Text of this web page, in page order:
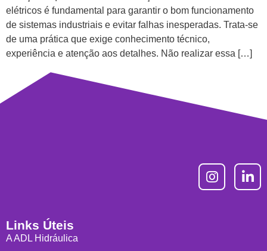
elétricos é fundamental para garantir o bom funcionamento
de sistemas industriais e evitar falhas inesperadas. Trata-se
de uma prática que exige conhecimento técnico,
experiência e atenção aos detalhes. Não realizar essa […]
Links Úteis
A ADL Hidráulica